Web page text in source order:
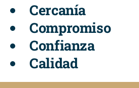
Cercanía
Compromiso
Confianza
Calidad